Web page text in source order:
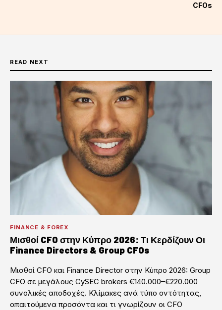
CFOs
READ NEXT
FINANCE & FOREX
Μισθοί CFO στην Κύπρο 2026: Τι Κερδίζουν Οι
Finance Directors & Group CFOs
Μισθοί CFO και Finance Director στην Κύπρο 2026: Group
CFO σε μεγάλους CySEC brokers €140.000–€220.000
συνολικές αποδοχές. Κλίμακες ανά τύπο οντότητας,
απαιτούμενα προσόντα και τι γνωρίζουν οι CFO